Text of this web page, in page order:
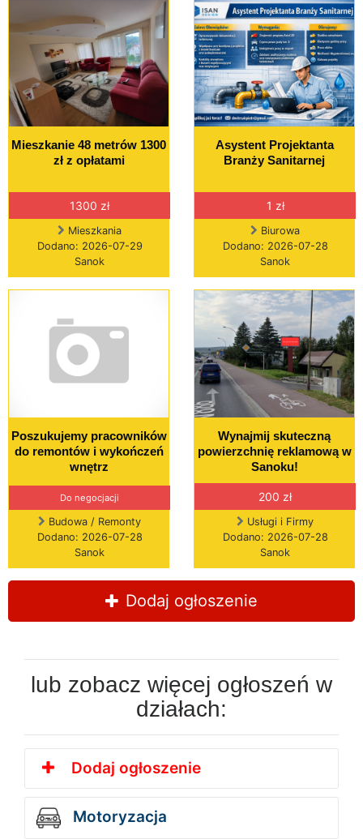
Mieszkanie 48 metrów 1300
zł z opłatami
1300 zł
Mieszkania
Dodano: 2026-07-29
Sanok
Asystent Projektanta
Branży Sanitarnej
1 zł
Biurowa
Dodano: 2026-07-28
Sanok
Poszukujemy pracowników
do remontów i wykończeń
wnętrz
Do negocjacji
Budowa / Remonty
Dodano: 2026-07-28
Sanok
Wynajmij skuteczną
powierzchnię reklamową w
Sanoku!
200 zł
Usługi i Firmy
Dodano: 2026-07-28
Sanok
Dodaj ogłoszenie
lub zobacz więcej ogłoszeń w
działach:
Dodaj ogłoszenie
Motoryzacja